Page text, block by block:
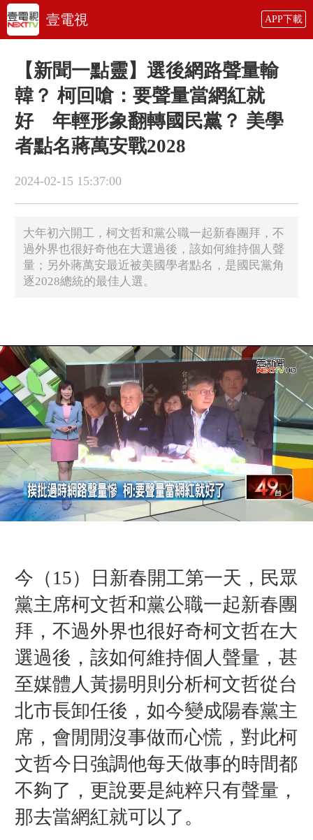
壹電視 APP下載
【新聞一點靈】選後網路聲量輸
韓？ 柯回嗆：要聲量當網紅就
好 年輕形象翻轉國民黨？ 美學
者點名蔣萬安戰2028
2024-02-15 15:37:00
大年初六開工，柯文哲和黨公職一起新春團拜，不
過外界也很好奇他在大選過後，該如何維持個人聲
量；另外蔣萬安最近被美國學者點名，是國民黨角
逐2028總統的最佳人選。
今（15）日新春開工第一天，民眾
黨主席柯文哲和黨公職一起新春團
拜，不過外界也很好奇柯文哲在大
選過後，該如何維持個人聲量，甚
至媒體人黃揚明則分析柯文哲從台
北市長卸任後，如今變成陽春黨主
席，會閒閒沒事做而心慌，對此柯
文哲今日強調他每天做事的時間都
不夠了，更說要是純粹只有聲量，
那去當網紅就可以了。